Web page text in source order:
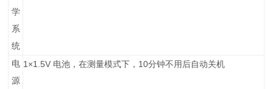
学
系
统
电
源
1×1.5V 电池，在测量模式下， 10分钟不用后自动关机